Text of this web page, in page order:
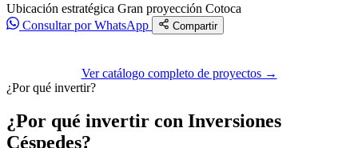
Ubicación estratégica Gran proyección Cotoca
Consultar por WhatsApp
Compartir
Ver catálogo completo de proyectos →
¿Por qué invertir?
¿Por qué invertir con Inversiones
Céspedes?